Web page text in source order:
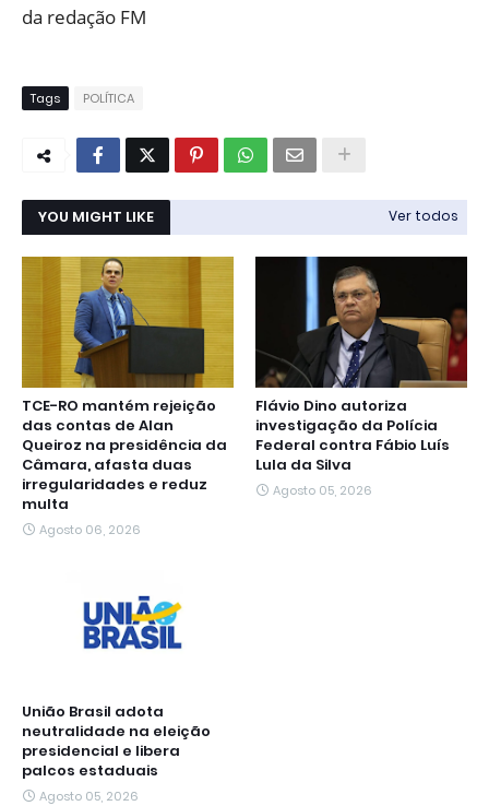
da redação FM
Tags POLÍTICA
YOU MIGHT LIKE Ver todos
TCE-RO mantém rejeição
das contas de Alan
Queiroz na presidência da
Câmara, afasta duas
irregularidades e reduz
multa
Agosto 06, 2026
Flávio Dino autoriza
investigação da Polícia
Federal contra Fábio Luís
Lula da Silva
Agosto 05, 2026
União Brasil adota
neutralidade na eleição
presidencial e libera
palcos estaduais
Agosto 05, 2026